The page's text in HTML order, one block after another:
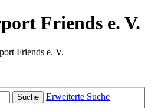
Friends e. V.
Friends e. V.
Suche Erweiterte Suche